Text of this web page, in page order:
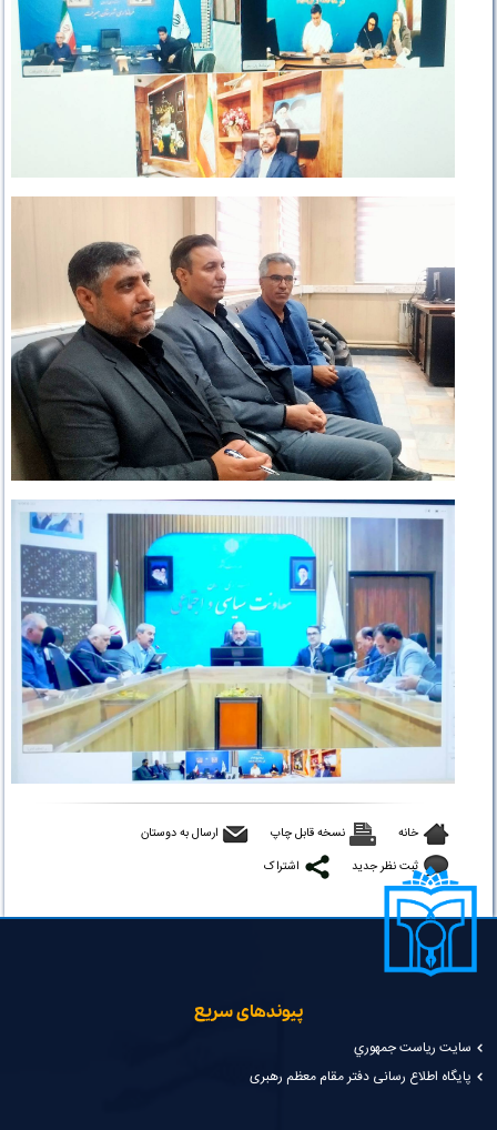
خانه نسخه قابل چاپ
ارسال به دوستان
ثبت نظر جدید
اشتراک
پیوندهای سریع
سايت رياست جمهوري
پایگاه اطلاع رسانی دفتر مقام معظم رهبری